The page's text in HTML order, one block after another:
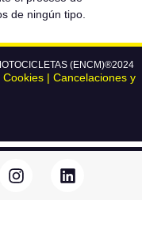
de ningún tipo.
(ENCM)®2024
Cookies | Cancelaciones y